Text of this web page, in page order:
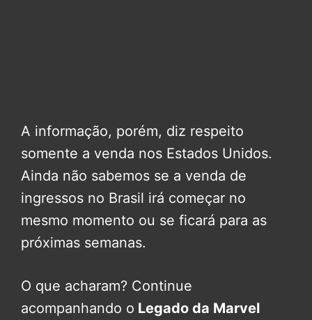
A informação, porém, diz respeito
somente a venda nos Estados Unidos.
Ainda não sabemos se a venda de
ingressos no Brasil irá começar no
mesmo momento ou se ficará para as
próximas semanas.
O que acharam? Continue
acompanhando o Legado da Marvel